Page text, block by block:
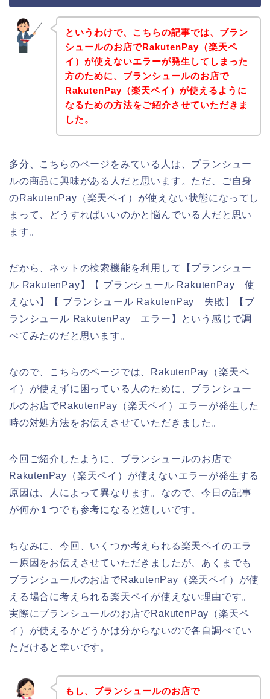
というわけで、こちらの記事では、ブラン
シュールのお店でRakutenPay（楽天ペ
イ）が使えないエラーが発生してしまった
方のために、ブランシュールのお店で
RakutenPay（楽天ペイ）が使えるように
なるための方法をご紹介させていただきま
した。
多分、こちらのページをみている人は、ブランシュー
ルの商品に興味がある人だと思います。ただ、ご自身
のRakutenPay（楽天ペイ）が使えない状態になってし
まって、どうすればいいのかと悩んでいる人だと思い
ます。
だから、ネットの検索機能を利用して【ブランシュー
ル RakutenPay】【 ブランシュール RakutenPay 使
えない】【 ブランシュール RakutenPay 失敗】【ブ
ランシュール RakutenPay エラー】という感じで調
べてみたのだと思います。
なので、こちらのページでは、RakutenPay（楽天ペ
イ）が使えずに困っている人のために、ブランシュー
ルのお店でRakutenPay（楽天ペイ）エラーが発生した
時の対処方法をお伝えさせていただきました。
今回ご紹介したように、ブランシュールのお店で
RakutenPay（楽天ペイ）が使えないエラーが発生する
原因は、人によって異なります。なので、今日の記事
が何か１つでも参考になると嬉しいです。
ちなみに、今回、いくつか考えられる楽天ペイのエラ
ー原因をお伝えさせていただきましたが、あくまでも
ブランシュールのお店でRakutenPay（楽天ペイ）が使
える場合に考えられる楽天ペイが使えない理由です。
実際にブランシュールのお店でRakutenPay（楽天ペ
イ）が使えるかどうかは分からないので各自調べてい
ただけると幸いです。
もし、ブランシュールのお店で